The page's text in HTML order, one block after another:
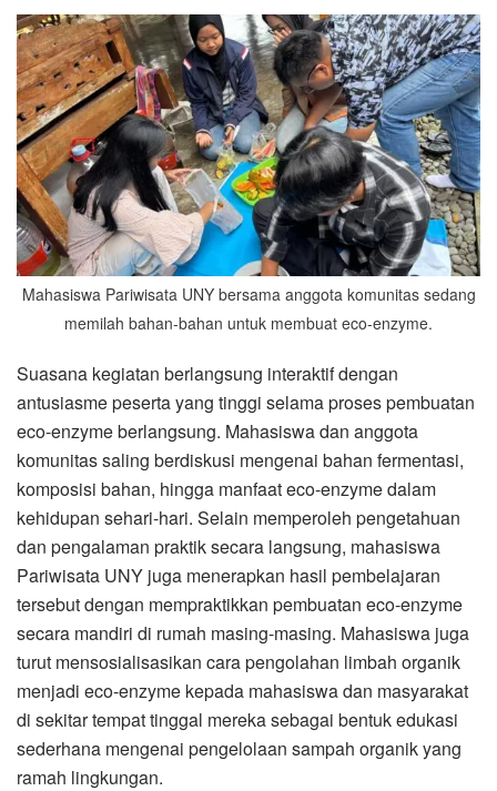
Mahasiswa Pariwisata UNY bersama anggota komunitas sedang
memilah bahan-bahan untuk membuat eco-enzyme.
Suasana kegiatan berlangsung interaktif dengan
antusiasme peserta yang tinggi selama proses pembuatan
eco-enzyme berlangsung. Mahasiswa dan anggota
komunitas saling berdiskusi mengenai bahan fermentasi,
komposisi bahan, hingga manfaat eco-enzyme dalam
kehidupan sehari-hari. Selain memperoleh pengetahuan
dan pengalaman praktik secara langsung, mahasiswa
Pariwisata UNY juga menerapkan hasil pembelajaran
tersebut dengan mempraktikkan pembuatan eco-enzyme
secara mandiri di rumah masing-masing. Mahasiswa juga
turut mensosialisasikan cara pengolahan limbah organik
menjadi eco-enzyme kepada mahasiswa dan masyarakat
di sekitar tempat tinggal mereka sebagai bentuk edukasi
sederhana mengenai pengelolaan sampah organik yang
ramah lingkungan.